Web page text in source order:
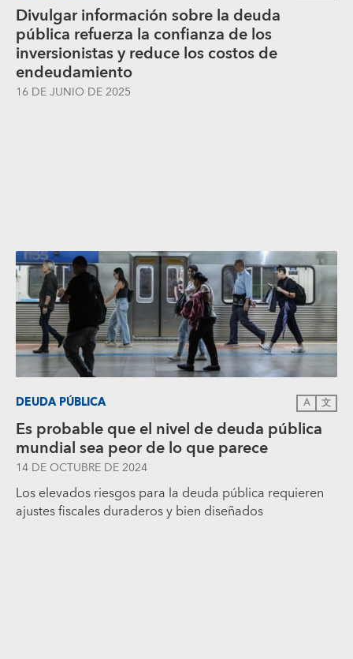
Divulgar información sobre la deuda
pública refuerza la confianza de los
inversionistas y reduce los costos de
endeudamiento
16 DE JUNIO DE 2025
DEUDA PÚBLICA A 文
Es probable que el nivel de deuda pública
mundial sea peor de lo que parece
14 DE OCTUBRE DE 2024
Los elevados riesgos para la deuda pública requieren
ajustes fiscales duraderos y bien diseñados